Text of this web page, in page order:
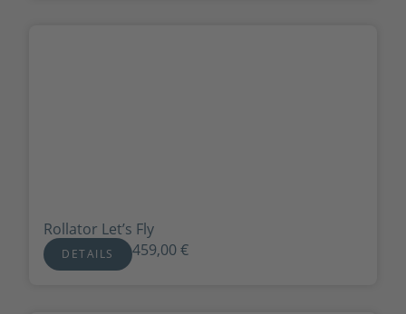
Rollator Let’s Fly
DETAILS 459,00€